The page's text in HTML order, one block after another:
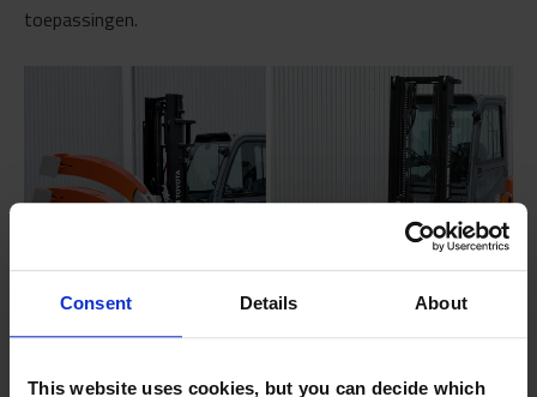
Consent Details About
This website uses cookies, but you can decide which
toepassingen.